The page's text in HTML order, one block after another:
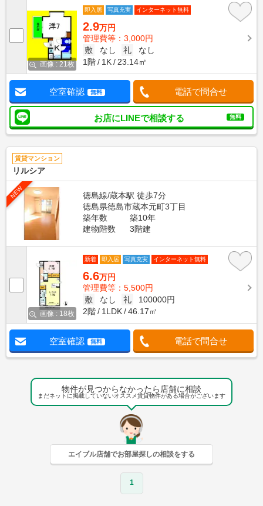
画像 : 21枚
即入居 写真充実 インターネット無料
2.9万円
管理費等：3,000円
敷
なし 礼
なし
1階
1K 23.14㎡
空室確認 無料 電話で問合せ
お店にLINEで相談する 無料
賃貸マンション
リルシア
NEW
徳島線/蔵本駅 徒歩7分
徳島県徳島市蔵本元町3丁目
築年数
築10年
建物階数
3階建
画像 : 18枚
新着 即入居 写真充実 インターネット無料
6.6万円
管理費等：5,500円
敷
なし 礼
100000円
2階
1LDK 46.17㎡
空室確認 無料 電話で問合せ
物件が見つからなかったら店舗に相談
まだネットに掲載していないオススメ賃貸物件がある場合がございます
エイブル店舗でお部屋探しの相談をする
1